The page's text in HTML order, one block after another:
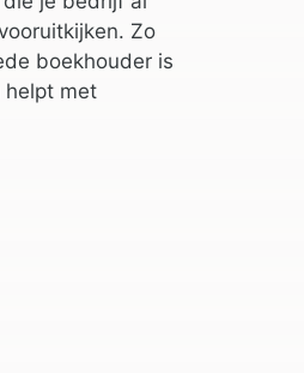
Zo
boekhouder is
helpt met